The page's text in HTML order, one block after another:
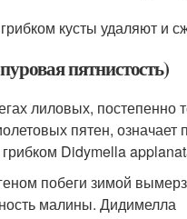
кусты удаляют и
пятнистость)
лиловых, постепенно
пятен, означает
Didymella
побеги зимой
малины. Дидимелла